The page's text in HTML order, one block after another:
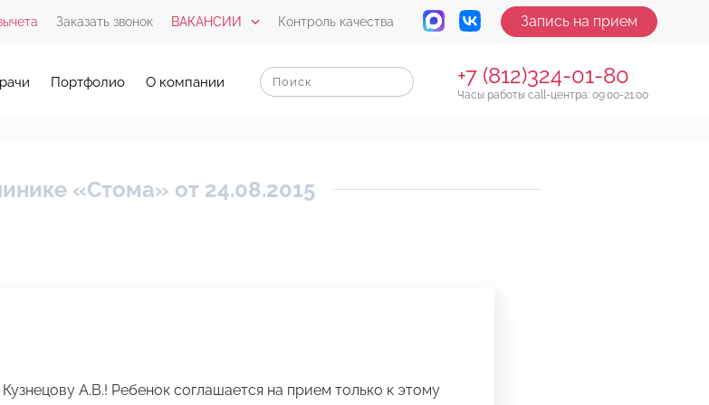
Заказать звонок ВАКАНСИИ Контроль качества Запись на прием
Портфолио О компании +7 (812)324-01-80
Часы работы call-центра: 09:00-21:00
«Стома» от 24.08.2015
А.В.! Ребенок соглашается на прием только к этому